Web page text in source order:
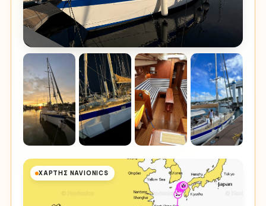
ΧΆΡΤΗΣ NAVIONICS